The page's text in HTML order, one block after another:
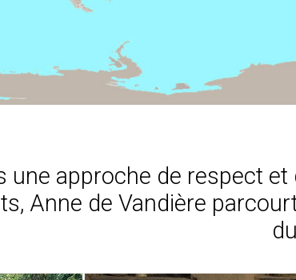
une approche de respect
Anne de Vandière